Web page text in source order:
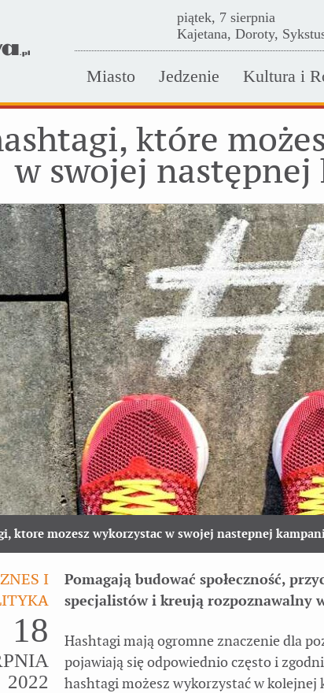
piątek, 7 sierpnia
Kajetana, Doroty,
Miasto Jedzenie Kultura i
które
w swojej
ktore mozesz wykorzystac w swojej nastepnej
I
18
2022
Pomagają budować społeczność,
specjalistów i kreują rozpoznawalny
Hashtagi mają ogromne znaczenie dla
pojawiają się odpowiednio często i
hashtagi możesz wykorzystać w kolejnej